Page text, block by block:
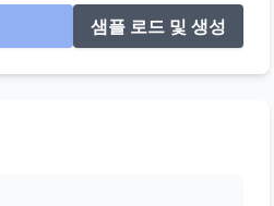
샘플 로드 및 생성